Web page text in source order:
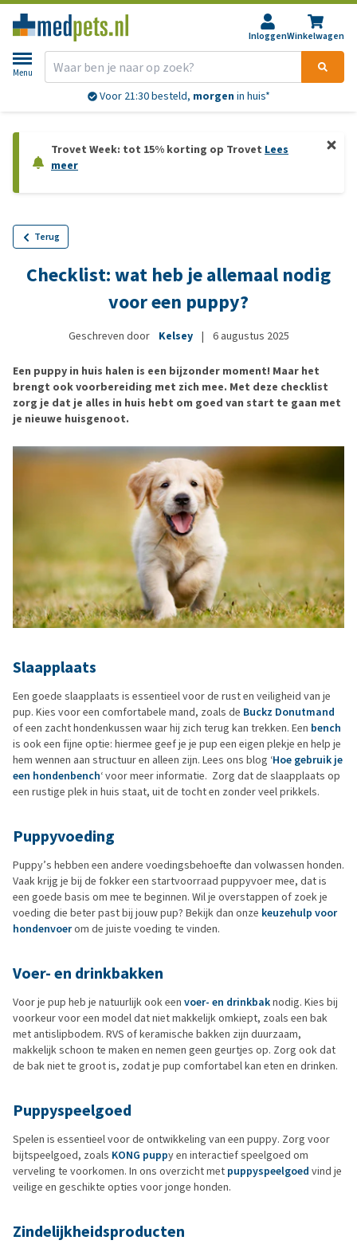
InloggenWinkelwagen
Menu
Voor 21:30 besteld, morgen in huis*
Trovet Week: tot 15% korting op Trovet Lees
meer
Terug
Checklist: wat heb je allemaal nodig
voor een puppy?
Geschreven door Kelsey | 6 augustus 2025
Een puppy in huis halen is een bijzonder moment! Maar het
brengt ook voorbereiding met zich mee. Met deze checklist
zorg je dat je alles in huis hebt om goed van start te gaan met
je nieuwe huisgenoot.
Slaapplaats
Een goede slaapplaats is essentieel voor de rust en veiligheid van je
pup. Kies voor een comfortabele mand, zoals de Buckz Donutmand
of een zacht hondenkussen waar hij zich terug kan trekken. Een bench
is ook een fijne optie: hiermee geef je je pup een eigen plekje en help je
hem wennen aan structuur en alleen zijn. Lees ons blog ‘Hoe gebruik je
een hondenbench‘ voor meer informatie. Zorg dat de slaapplaats op
een rustige plek in huis staat, uit de tocht en zonder veel prikkels.
Puppyvoeding
Puppy’s hebben een andere voedingsbehoefte dan volwassen honden.
Vaak krijg je bij de fokker een startvoorraad puppyvoer mee, dat is
een goede basis om mee te beginnen. Wil je overstappen of zoek je
voeding die beter past bij jouw pup? Bekijk dan onze keuzehulp voor
hondenvoerom de juiste voeding te vinden.
Voer- en drinkbakken
Voor je pup heb je natuurlijk ook een voer- en drinkbaknodig. Kies bij
voorkeur voor een model dat niet makkelijk omkiept, zoals een bak
met antislipbodem. RVS of keramische bakken zijn duurzaam,
makkelijk schoon te maken en nemen geen geurtjes op. Zorg ook dat
de bak niet te groot is, zodat je pup comfortabel kan eten en drinken.
Puppyspeelgoed
Spelen is essentieel voor de ontwikkeling van een puppy. Zorg voor
bijtspeelgoed, zoals KONG puppy en interactief speelgoed om
verveling te voorkomen. In ons overzicht met puppyspeelgoed vind je
veilige en geschikte opties voor jonge honden.
Zindelijkheidsproducten